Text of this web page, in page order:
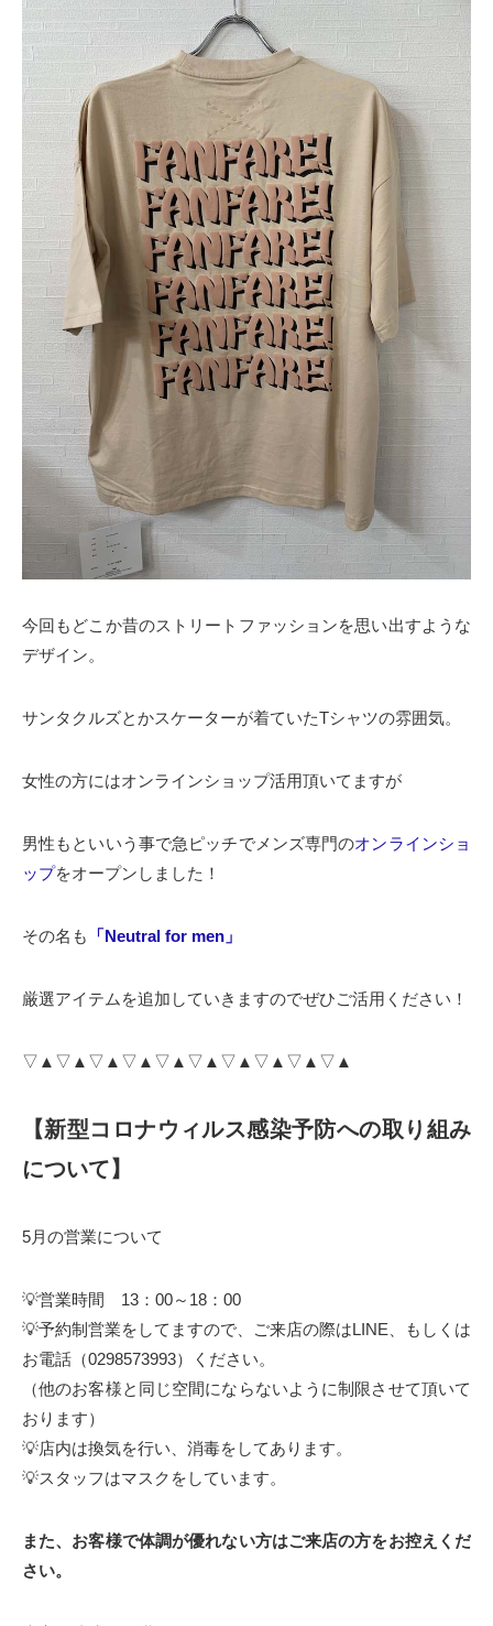
今回もどこか昔のストリートファッションを思い出すような
デザイン。
サンタクルズとかスケーターが着ていたTシャツの雰囲気。
女性の方にはオンラインショップ活用頂いてますが
男性もといいう事で急ピッチでメンズ専門のオンラインショ
ップをオープンしました！
その名も 「Neutral for men」
厳選アイテムを追加していきますのでぜひご活用ください！
▽▲▽▲▽▲▽▲▽▲▽▲▽▲▽▲▽▲▽▲
【新型コロナウィルス感染予防への取り組み
について】
5月の営業について
💡営業時間 13：00～18：00
💡予約制営業をしてますので、ご来店の際はLINE、もしくは
お電話（0298573993）ください。
（他のお客様と同じ空間にならないように制限させて頂いて
おります）
💡店内は換気を行い、消毒をしてあります。
💡スタッフはマスクをしています。
また、お客様で体調が優れない方はご来店の方をお控えくだ
さい。